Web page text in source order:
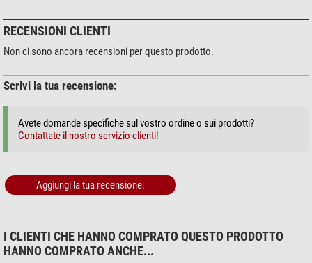
RECENSIONI CLIENTI
Non ci sono ancora recensioni per questo prodotto.
Scrivi la tua recensione:
Avete domande specifiche sul vostro ordine o sui prodotti?
Contattate il nostro servizio clienti!
Aggiungi la tua recensione.
I CLIENTI CHE HANNO COMPRATO QUESTO PRODOTTO
HANNO COMPRATO ANCHE...